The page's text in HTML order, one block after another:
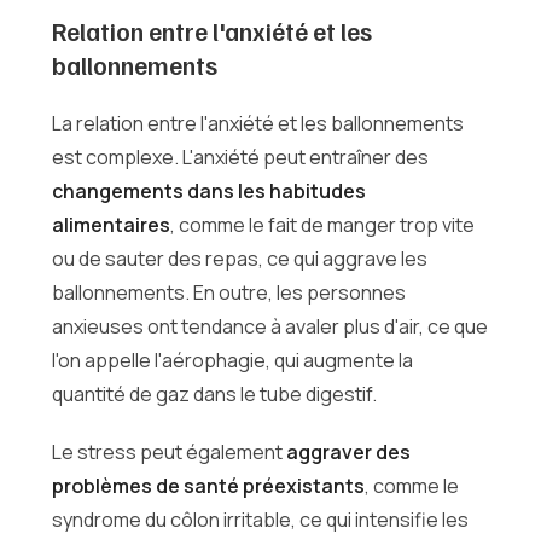
Relation entre l'anxiété et les
ballonnements
La relation entre l'anxiété et les ballonnements
est complexe. L'anxiété peut entraîner des
changements dans les habitudes
alimentaires, comme le fait de manger trop vite
ou de sauter des repas, ce qui aggrave les
ballonnements. En outre, les personnes
anxieuses ont tendance à avaler plus d'air, ce que
l'on appelle l'aérophagie, qui augmente la
quantité de gaz dans le tube digestif.
Le stress peut égalementaggraver des
problèmes de santé préexistants, comme le
syndrome du côlon irritable, ce qui intensifie les